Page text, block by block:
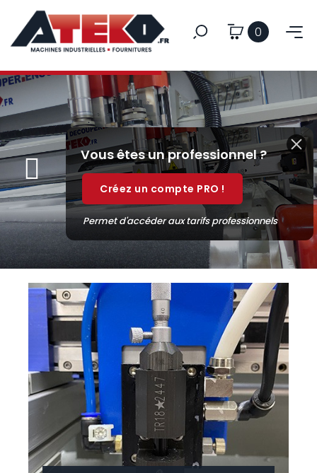
0
Vous êtes un professionnel ?
Permet d'accéder aux tarifs professionnels
Créez un compte PRO !